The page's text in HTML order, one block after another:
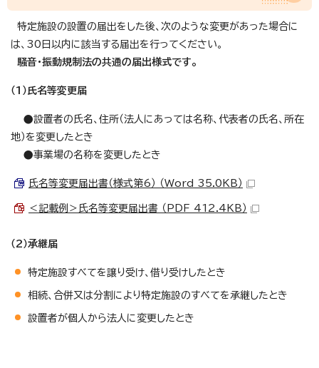
特定施設の設置の届出をした後、次のような変更があった場合に
は、30日以内に該当する届出を行ってください。
騒音・振動規制法の共通の届出様式です。
（1）氏名等変更届
●設置者の氏名、住所（法人にあっては名称、代表者の氏名、所在
地）を変更したとき
●事業場の名称を変更したとき
氏名等変更届出書（様式第6） （Word 35.0KB）
＜記載例＞氏名等変更届出書 （PDF 412.4KB）
（2）承継届
特定施設すべてを譲り受け、借り受けしたとき
相続、合併又は分割により特定施設のすべてを承継したとき
設置者が個人から法人に変更したとき